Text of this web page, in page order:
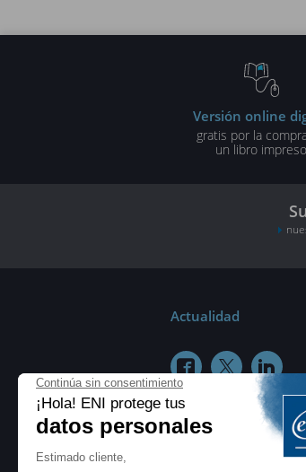
Versión online
gratis por la
un libro impreso
Actualidad
  